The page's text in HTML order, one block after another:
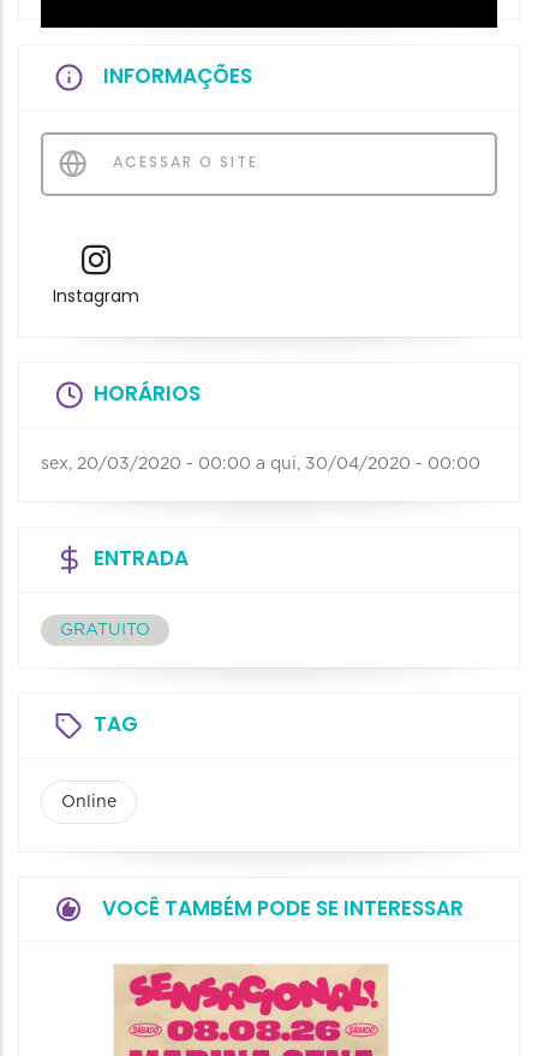
INFORMAÇÕES
ACESSAR O SITE
Instagram
HORÁRIOS
sex, 20/03/2020 - 00:00 a qui, 30/04/2020 - 00:00
ENTRADA
GRATUITO
TAG
Online
VOCÊ TAMBÉM PODE SE INTERESSAR